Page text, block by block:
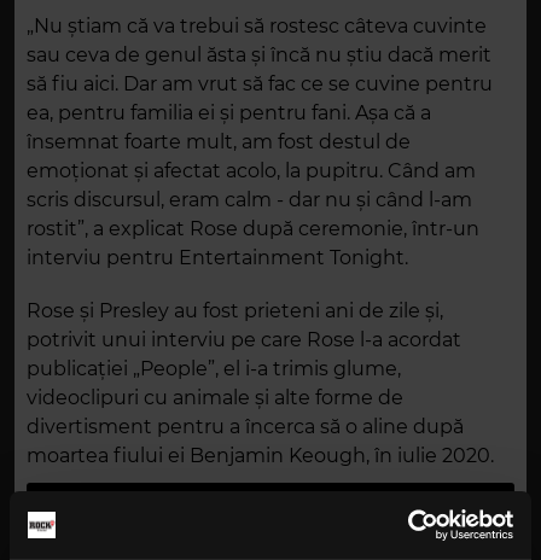
„Nu știam că va trebui să rostesc câteva cuvinte
sau ceva de genul ăsta și încă nu știu dacă merit
să fiu aici. Dar am vrut să fac ce se cuvine pentru
ea, pentru familia ei și pentru fani. Așa că a
însemnat foarte mult, am fost destul de
emoționat și afectat acolo, la pupitru. Când am
scris discursul, eram calm - dar nu și când l-am
rostit”, a explicat Rose după ceremonie, într-un
interviu pentru Entertainment Tonight.
Rose și Presley au fost prieteni ani de zile și,
potrivit unui interviu pe care Rose l-a acordat
publicației „People”, el i-a trimis glume,
videoclipuri cu animale și alte forme de
divertisment pentru a încerca să o aline după
moartea fiului ei Benjamin Keough, în iulie 2020.